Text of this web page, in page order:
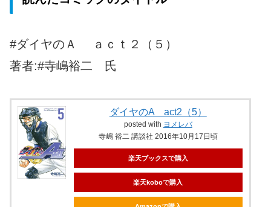
#ダイヤのＡ ａｃｔ２（５）
著者:#寺嶋裕二 氏
ダイヤのA act2（5）
posted with ヨメレバ
寺嶋 裕二 講談社 2016年10月17日頃
楽天ブックスで購入
楽天koboで購入